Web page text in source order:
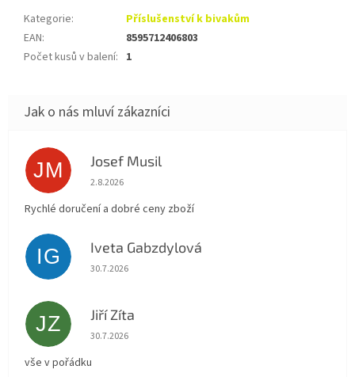
Kategorie:
Příslušenství k bivakům
EAN:
8595712406803
Počet kusů v balení: 1
JM Josef Musil
Hodnocení obchodu je 5 z 5 hvězdiček.
2.8.2026
Rychlé doručení a dobré ceny zboží
IG Iveta Gabzdylová
Hodnocení obchodu je 5 z 5 hvězdiček.
30.7.2026
JZ Jiří Zíta
Hodnocení obchodu je 5 z 5 hvězdiček.
30.7.2026
vše v pořádku